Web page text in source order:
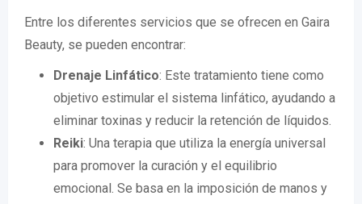
Entre los diferentes servicios que se ofrecen en Gaira
Beauty, se pueden encontrar:
Drenaje Linfático: Este tratamiento tiene como
objetivo estimular el sistema linfático, ayudando a
eliminar toxinas y reducir la retención de líquidos.
Reiki: Una terapia que utiliza la energía universal
para promover la curación y el equilibrio
emocional. Se basa en la imposición de manos y